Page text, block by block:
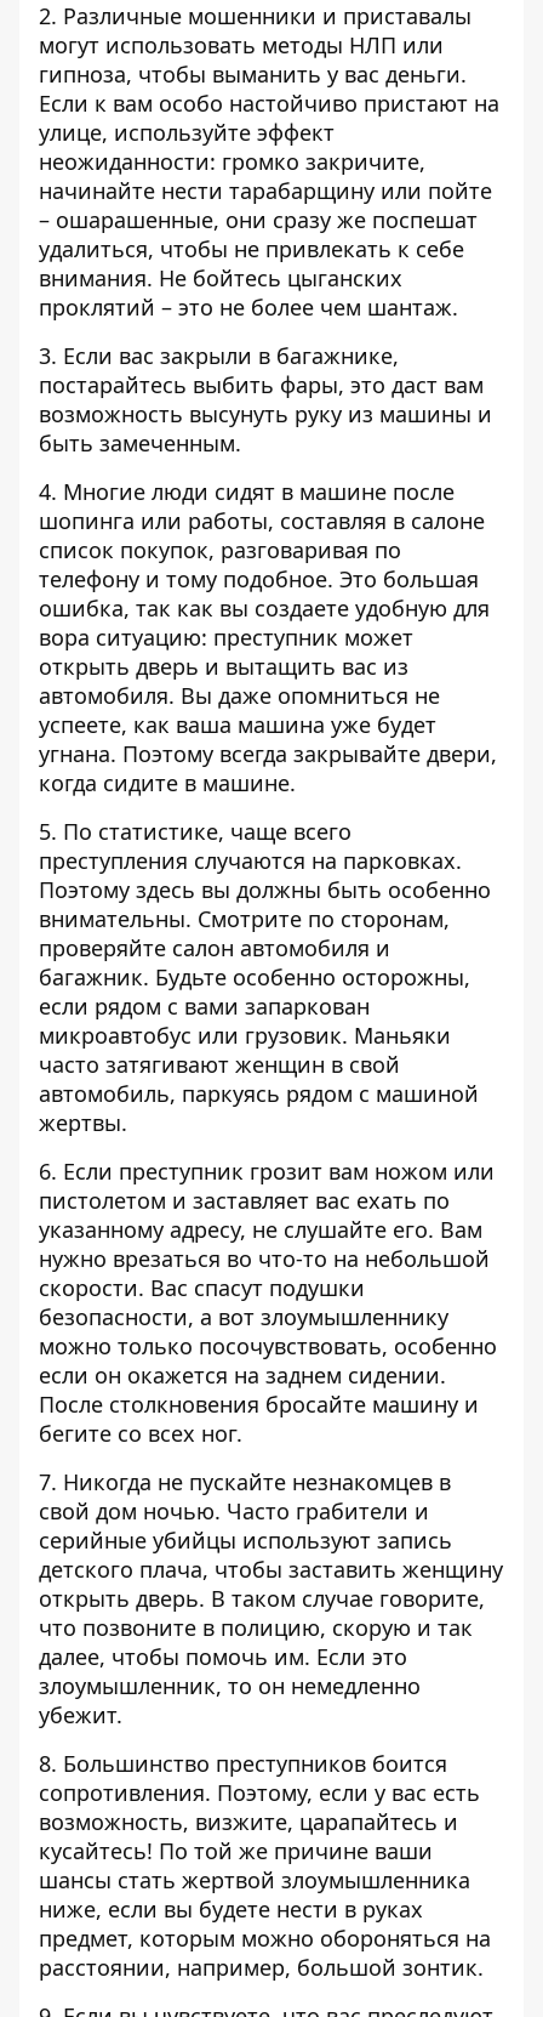
2. Различные мошенники и приставалы
могут использовать методы НЛП или
гипноза, чтобы выманить у вас деньги.
Если к вам особо настойчиво пристают на
улице, используйте эффект
неожиданности: громко закричите,
начинайте нести тарабарщину или пойте
– ошарашенные, они сразу же поспешат
удалиться, чтобы не привлекать к себе
внимания. Не бойтесь цыганских
проклятий – это не более чем шантаж.
3. Если вас закрыли в багажнике,
постарайтесь выбить фары, это даст вам
возможность высунуть руку из машины и
быть замеченным.
4. Многие люди сидят в машине после
шопинга или работы, составляя в салоне
список покупок, разговаривая по
телефону и тому подобное. Это большая
ошибка, так как вы создаете удобную для
вора ситуацию: преступник может
открыть дверь и вытащить вас из
автомобиля. Вы даже опомниться не
успеете, как ваша машина уже будет
угнана. Поэтому всегда закрывайте двери,
когда сидите в машине.
5. По статистике, чаще всего
преступления случаются на парковках.
Поэтому здесь вы должны быть особенно
внимательны. Смотрите по сторонам,
проверяйте салон автомобиля и
багажник. Будьте особенно осторожны,
если рядом с вами запаркован
микроавтобус или грузовик. Маньяки
часто затягивают женщин в свой
автомобиль, паркуясь рядом с машиной
жертвы.
6. Если преступник грозит вам ножом или
пистолетом и заставляет вас ехать по
указанному адресу, не слушайте его. Вам
нужно врезаться во что-то на небольшой
скорости. Вас спасут подушки
безопасности, а вот злоумышленнику
можно только посочувствовать, особенно
если он окажется на заднем сидении.
После столкновения бросайте машину и
бегите со всех ног.
7. Никогда не пускайте незнакомцев в
свой дом ночью. Часто грабители и
серийные убийцы используют запись
детского плача, чтобы заставить женщину
открыть дверь. В таком случае говорите,
что позвоните в полицию, скорую и так
далее, чтобы помочь им. Если это
злоумышленник, то он немедленно
убежит.
8. Большинство преступников боится
сопротивления. Поэтому, если у вас есть
возможность‚ визжите, царапайтесь и
кусайтесь! По той же причине ваши
шансы стать жертвой злоумышленника
ниже, если вы будете нести в руках
предмет, которым можно обороняться на
расстоянии, например, большой зонтик.